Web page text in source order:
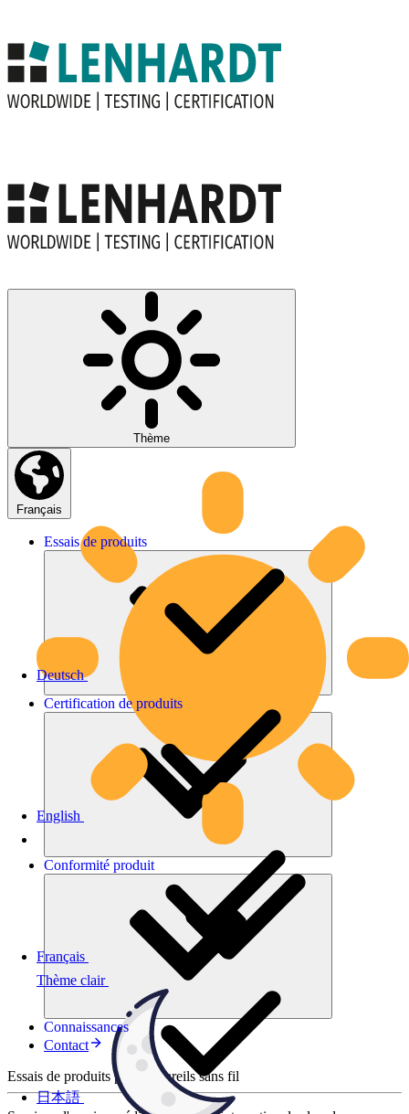
Thème
Thème clair
Français
Deutsch
English
Français
日本語
Essais de produits
Certification de produits
Conformité produit
Connaissances
Contact
Essais de produits pour appareils sans fil